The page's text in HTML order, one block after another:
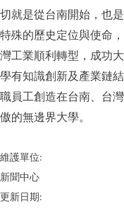
切就是從台南開始，也
特殊的歷史定位與使命
灣工業順利轉型，成功
學有知識創新及產業鏈
職員工創造在台南、台
傲的無邊界大學。
維護單位:
新聞中心
更新日期: